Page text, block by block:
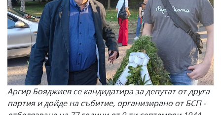
Аргир Бояджиев се кандидатира за депутат от друга
партия и дойде на събитие, организирано от БСП -